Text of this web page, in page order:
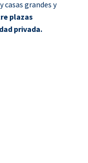
casas grandes y
plazas
privada.